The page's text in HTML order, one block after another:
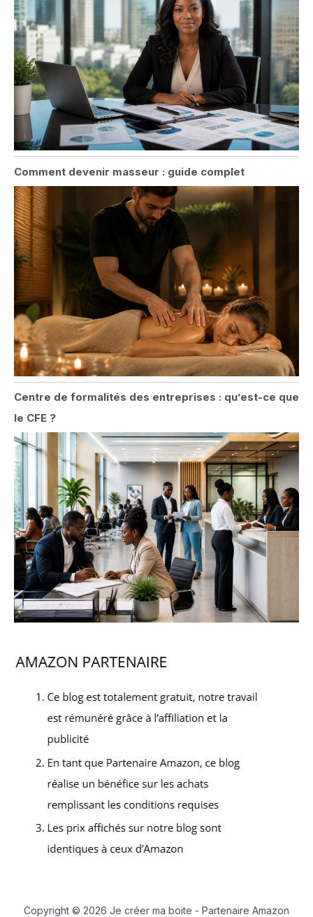
Comment devenir masseur : guide complet
Centre de formalités des entreprises : qu’est-ce que
le CFE ?
Copyright © 2026 Je créer ma boite - Partenaire Amazon